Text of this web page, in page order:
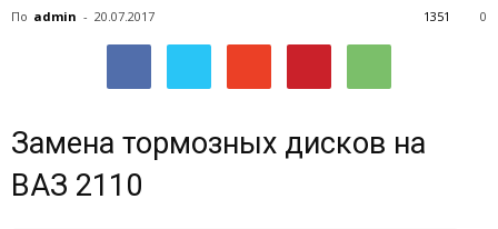
автомобилях
По admin - 20.07.2017 0
1351
Замена тормозных дисков на
ВАЗ 2110